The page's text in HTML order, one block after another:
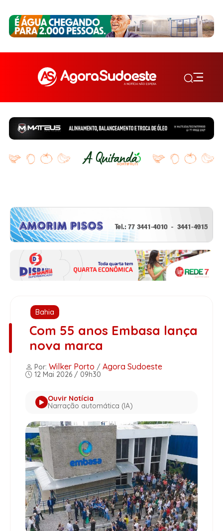
Bahia
Com 55 anos Embasa lança
nova marca
Por: Wilker Porto / Agora Sudoeste
12 Mai 2026 / 09h30
Ouvir Notícia
Narração automática (IA)